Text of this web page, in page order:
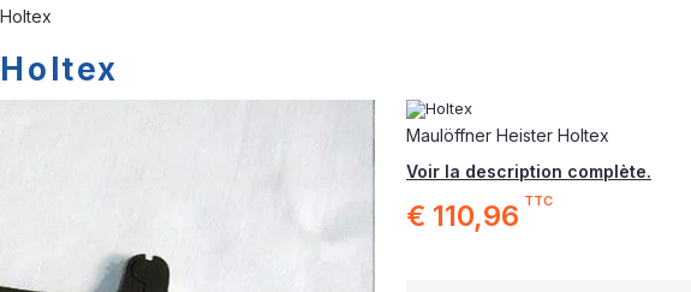
Maulöffner Heister Holtex
Voir la description complète.
€ 110,96 TTC